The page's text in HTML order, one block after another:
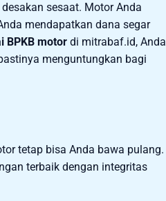
sesaat. Motor Anda
mendapatkan dana segar
BPKB motor di mitrabaf.id, Anda
menguntungkan bagi
tetap bisa Anda bawa pulang.
terbaik dengan integritas